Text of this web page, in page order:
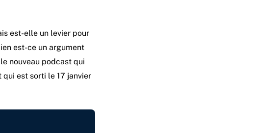
est-elle un levier pour
est-ce un argument
nouveau podcast qui
est sorti le 17 janvier